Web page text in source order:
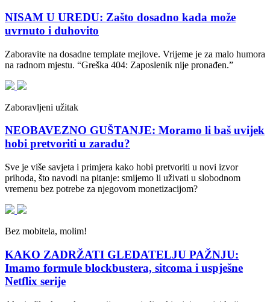
NISAM U UREDU: Zašto dosadno kada može
uvrnuto i duhovito
Zaboravite na dosadne template mejlove. Vrijeme je za malo humora
na radnom mjestu. “Greška 404: Zaposlenik nije pronađen.”
Zaboravljeni užitak
NEOBAVEZNO GUŠTANJE: Moramo li baš uvijek
hobi pretvoriti u zaradu?
Sve je više savjeta i primjera kako hobi pretvoriti u novi izvor
prihoda, što navodi na pitanje: smijemo li uživati u slobodnom
vremenu bez potrebe za njegovom monetizacijom?
Bez mobitela, molim!
KAKO ZADRŽATI GLEDATELJU PAŽNJU:
Imamo formule blockbustera, sitcoma i uspješne
Netflix serije